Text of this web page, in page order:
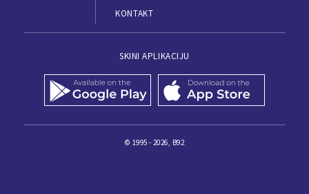
KONTAKT
SKINI APLIKACIJU
© 1995 - 2026, B92